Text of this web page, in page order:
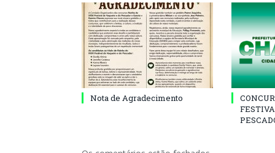
Nota de Agradecimento